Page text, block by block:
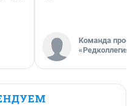
Команда
«Редколлегия»